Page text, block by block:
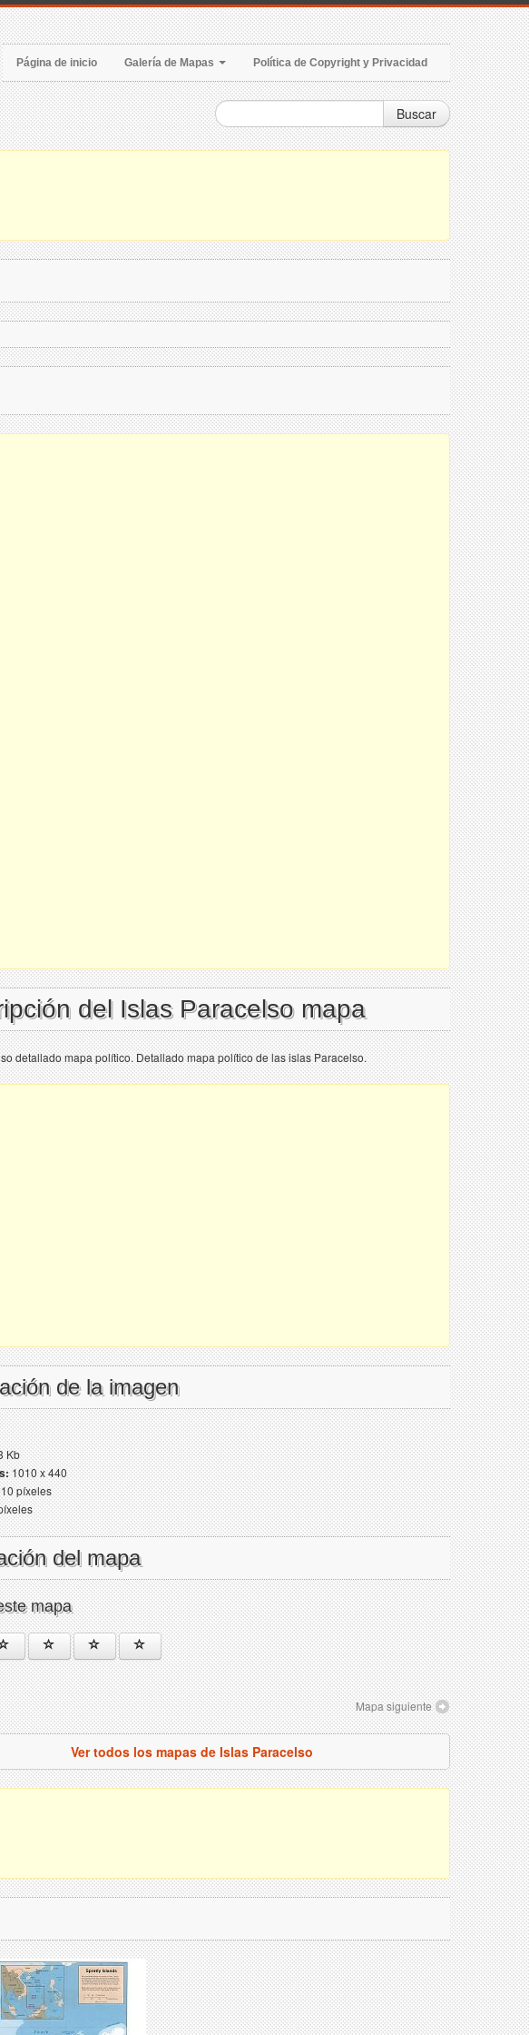
Página de inicio Galería de Mapas Política de Copyright y Privacidad
Buscar
del Islas Paracelso mapa
detallado mapa político. Detallado mapa político de las islas Paracelso.
de la imagen
Kb
1010 x 440
píxeles
del mapa
mapa
Mapa siguiente
Ver todos los mapas de Islas Paracelso